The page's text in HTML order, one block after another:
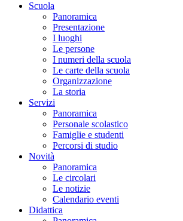
Scuola
Panoramica
Presentazione
I luoghi
Le persone
I numeri della scuola
Le carte della scuola
Organizzazione
La storia
Servizi
Panoramica
Personale scolastico
Famiglie e studenti
Percorsi di studio
Novità
Panoramica
Le circolari
Le notizie
Calendario eventi
Didattica